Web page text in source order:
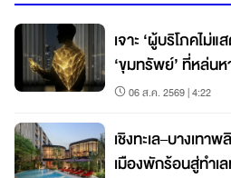
เจาะ ‘ผู้บริโภคไม่
‘ขุมทรัพย์’ ที่หล่น
06 ส.ค. 2569 | 4:22
เชิงทะเล–บางเทา
เมืองพักร้อนสู่ทำเ